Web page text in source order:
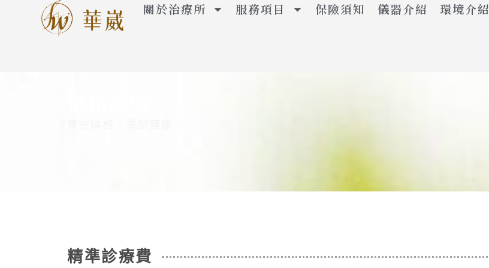
關於治療所 服務項目 保險須知 儀器介紹 環境介紹
精準診療費